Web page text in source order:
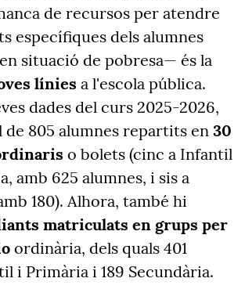
de recursos per atendre
específiques dels alumnes
situació de pobresa— és la
línies a l'escola pública.
dades del curs 2025-2026,
805 alumnes repartits en 30
o bolets (cinc a Infantil
amb 625 alumnes, i sis a
180). Alhora, també hi
matriculats en grups per
ordinària, dels quals 401
i Primària i 189 Secundària.